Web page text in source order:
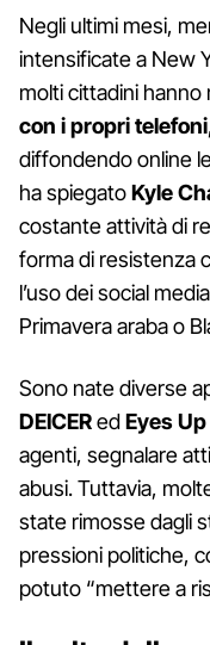
Negli ultimi mesi,
intensificate a New
molti cittadini hanno
con i propri
diffondendo online
ha spiegatoKyle
costante attività di
forma di resistenza
l’uso dei social
Primavera araba o
Sono nate diverse
DEICERedEyes Up
agenti, segnalare
abusi. Tuttavia,
state rimosse dagli
pressioni politiche,
potuto “mettere a